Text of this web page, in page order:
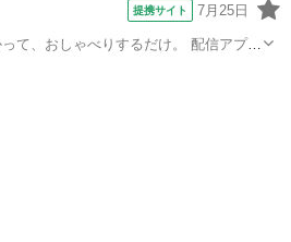
提携サイト 7月25日
て、おしゃべりするだけ。 配信アプリ
ど）でライブ配信するお仕事です。
ぜんぶ自由
...